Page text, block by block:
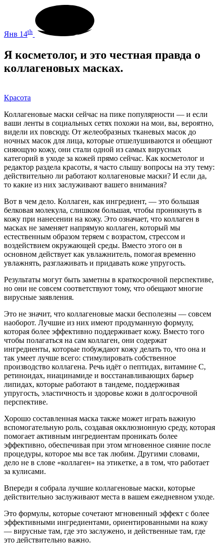
Янв 14th
Я косметолог, и это честная правда о
коллагеновых масках.
Красота
Коллагеновые маски сейчас на пике популярности — и если
ваши ленты в социальных сетях похожи на мои, вы, вероятно,
видели их повсюду. От желеобразных тканевых масок до
ночных масок для лица, которые отшелушиваются и обещают
сияющую кожу, они стали одной из самых вирусных
категорий в уходе за кожей прямо сейчас. Как косметолог и
редактор раздела красоты, я часто слышу вопросы на эту тему:
действительно ли работают коллагеновые маски? И если да,
то какие из них заслуживают вашего внимания?
Вот в чем дело. Коллаген, как ингредиент, — это большая
белковая молекула, слишком большая, чтобы проникнуть в
кожу при нанесении на кожу. Это означает, что коллаген в
масках не заменяет напрямую коллаген, который мы
естественным образом теряем с возрастом, стрессом и
воздействием окружающей среды. Вместо этого он в
основном действует как увлажнитель, помогая временно
увлажнять, разглаживать и придавать коже упругость.
Результаты могут быть заметны в краткосрочной перспективе,
но они не совсем соответствуют тому, что обещают многие
вирусные заявления.
Это не значит, что коллагеновые маски бесполезны — совсем
наоборот. Лучшие из них имеют продуманную формулу,
которая более эффективно поддерживает кожу. Вместо того
чтобы полагаться на сам коллаген, они содержат
ингредиенты, которые побуждают кожу делать то, что она и
так умеет лучше всего: стимулировать собственное
производство коллагена. Речь идёт о пептидах, витамине С,
ретиноидах, ниацинамиде и восстанавливающих барьер
липидах, которые работают в тандеме, поддерживая
упругость, эластичность и здоровье кожи в долгосрочной
перспективе.
Хорошо составленная маска также может играть важную
вспомогательную роль, создавая окклюзионную среду, которая
помогает активным ингредиентам проникать более
эффективно, обеспечивая при этом мгновенное сияние после
процедуры, которое мы все так любим. Другими словами,
дело не в слове «коллаген» на этикетке, а в том, что работает
за кулисами.
Впереди я собрала лучшие коллагеновые маски, которые
действительно заслуживают места в вашем ежедневном уходе.
Это формулы, которые сочетают мгновенный эффект с более
эффективными ингредиентами, ориентированными на кожу
— вирусные там, где это заслужено, и действенные там, где
это действительно важно.